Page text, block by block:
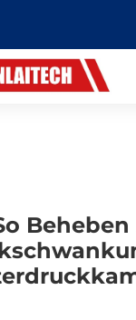
Beheben